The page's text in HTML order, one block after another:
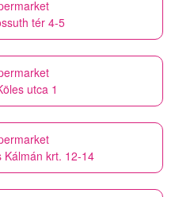
tér 4-5
utca 1
Kálmán krt. 12-14